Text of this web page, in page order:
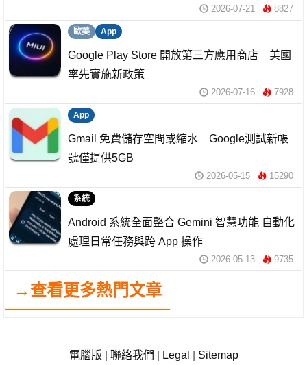
2026-07-21 8827
歐美 App
Google Play Store 開放第三方應用商店 美國
率先實施新政策
2026-07-16 7928
App
Gmail 免費儲存空間或縮水 Google測試新帳
號僅提供5GB
2026-05-15 15290
系統
Android 系統全面整合 Gemini 智慧功能 自動化
處理日常任務與跨 App 操作
2026-05-13 9735
→查看更多熱門文章
電腦版 聯絡我們 Legal
Sitemap